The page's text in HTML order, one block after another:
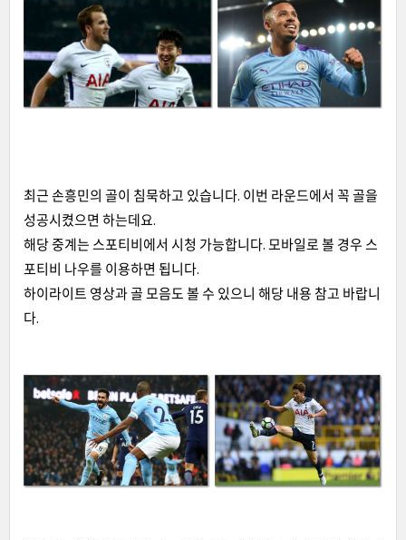
최근 손흥민의 골이 침묵하고 있습니다. 이번 라운드에서 꼭 골을
성공시켰으면 하는데요.
해당 중계는 스포티비에서 시청 가능합니다. 모바일로 볼 경우 스
포티비 나우를 이용하면 됩니다.
하이라이트 영상과 골 모음도 볼 수 있으니 해당 내용 참고 바랍니
다.